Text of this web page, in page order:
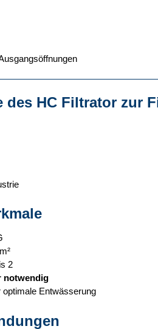
des HC Filtrator zur
2
notwendig
optimale Entwässerung